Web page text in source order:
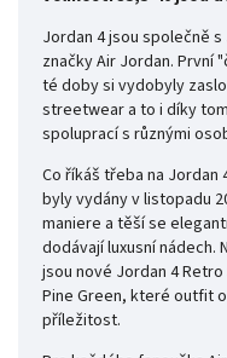
Jordan 4 jsou společně
značky Air Jordan. První
té doby si vydobyly
streetwear a to i díky
spoluprací s různými
Co říkáš třeba na Jordan
byly vydány v listopadu
maniere a těší se
dodávají luxusní
jsou nové Jordan 4 Retro
Pine Green, které outfit
příležitost.